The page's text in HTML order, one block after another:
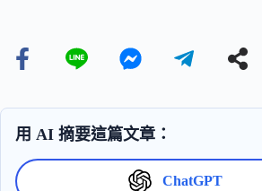
用 AI 摘要這篇文章：
ChatGPT